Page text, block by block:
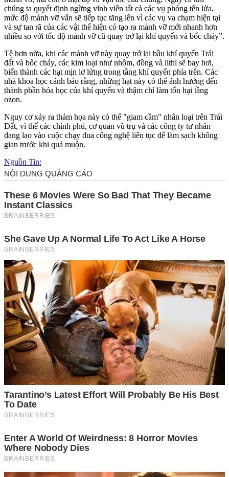
chúng ta quyết định ngừng vĩnh viễn tất cả các vụ phóng tên lửa,
mức độ mảnh vỡ vẫn sẽ tiếp tục tăng lên vì các vụ va chạm hiện tại
và sự tan rã của các vật thể hiện có tạo ra mảnh vỡ mới nhanh hơn
nhiều so với tốc độ mảnh vỡ cũ quay trở lại khí quyển và bốc cháy”.
Tệ hơn nữa, khi các mảnh vỡ này quay trở lại bầu khí quyển Trái
đất và bốc cháy, các kim loại như nhôm, đồng và lithi sẽ bay hơi,
biến thành các hạt mịn lơ lửng trong tầng khí quyển phía trên. Các
nhà khoa học cảnh báo rằng, những hạt này có thể ảnh hưởng đến
thành phần hóa học của khí quyển và thậm chí làm tổn hại tầng
ozon.
Nguy cơ xảy ra thảm họa này có thể "giam cầm" nhân loại trên Trái
Đất, vì thế các chính phủ, cơ quan vũ trụ và các công ty tư nhân
đang lao vào cuộc chạy đua công nghệ liên tục để làm sạch không
gian trước khi quá muộn.
Nguồn Tin: